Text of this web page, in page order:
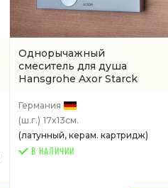
Однорычажный
смеситель для душа
Hansgrohe Axor Starck
Германия
(ш.г.) 17x13см.
(латунный, керам. картридж)
В НАЛИЧИИ